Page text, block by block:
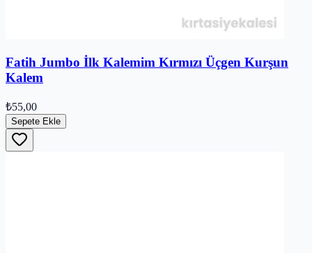
Fatih Jumbo İlk Kalemim Kırmızı Üçgen Kurşun
Kalem
₺55,00
Sepete Ekle